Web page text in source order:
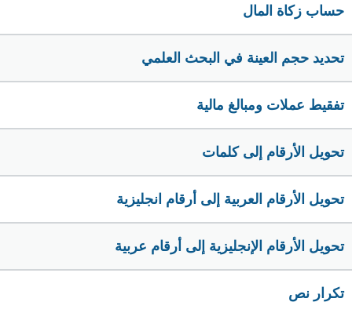
حساب زكاة المال
تحديد حجم العينة في البحث العلمي
تفقيط عملات ومبالغ مالية
تحويل الأرقام إلى كلمات
تحويل الأرقام العربية إلى أرقام انجليزية
تحويل الأرقام الإنجليزية إلى أرقام عربية
تكرار نص